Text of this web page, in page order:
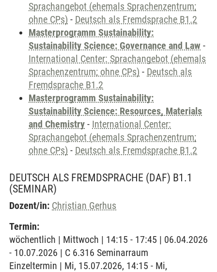
Sprachangebot (ehemals Sprachenzentrum;
ohne CPs) - Deutsch als Fremdsprache B1.2
Masterprogramm Sustainability:
Sustainability Science: Governance and Law -
International Center: Sprachangebot (ehemals
Sprachenzentrum; ohne CPs) - Deutsch als
Fremdsprache B1.2
Masterprogramm Sustainability:
Sustainability Science: Resources, Materials
and Chemistry - International Center:
Sprachangebot (ehemals Sprachenzentrum;
ohne CPs) - Deutsch als Fremdsprache B1.2
DEUTSCH ALS FREMDSPRACHE (DAF) B1.1
(SEMINAR)
Dozent/in: Christian Gerhus
Termin:
wöchentlich | Mittwoch | 14:15 - 17:45 | 06.04.2026
- 10.07.2026 | C 6.316 Seminarraum
Einzeltermin | Mi, 15.07.2026, 14:15 - Mi,